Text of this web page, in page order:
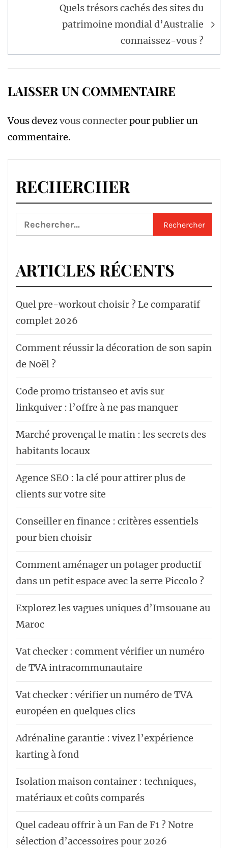
Quels trésors cachés des sites du
patrimoine mondial d’Australie
connaissez-vous ?
LAISSER UN COMMENTAIRE
Vous devezvous connecterpour publier un
commentaire.
RECHERCHER
Rechercher :
ARTICLES RÉCENTS
Quel pre-workout choisir ? Le comparatif
complet 2026
Comment réussir la décoration de son sapin
de Noël ?
Code promo tristanseo et avis sur
linkquiver : l’offre à ne pas manquer
Marché provençal le matin : les secrets des
habitants locaux
Agence SEO : la clé pour attirer plus de
clients sur votre site
Conseiller en finance : critères essentiels
pour bien choisir
Comment aménager un potager productif
dans un petit espace avec la serre Piccolo ?
Explorez les vagues uniques d’Imsouane au
Maroc
Vat checker : comment vérifier un numéro
de TVA intracommunautaire
Vat checker : vérifier un numéro de TVA
européen en quelques clics
Adrénaline garantie : vivez l’expérience
karting à fond
Isolation maison container : techniques,
matériaux et coûts comparés
Quel cadeau offrir à un Fan de F1 ? Notre
sélection d’accessoires pour 2026